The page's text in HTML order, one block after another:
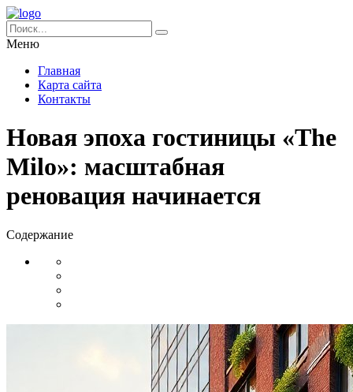
Меню
Главная
Карта сайта
Контакты
Новая эпоха гостиницы «The
Milo»: масштабная
реновация начинается
Содержание